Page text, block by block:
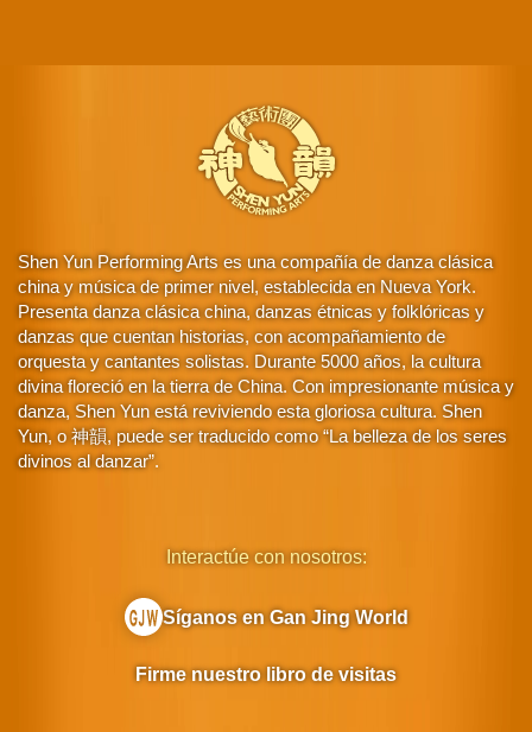
Shen Yun Performing Arts es una compañía de danza clásica
china y música de primer nivel, establecida en Nueva York.
Presenta danza clásica china, danzas étnicas y folklóricas y
danzas que cuentan historias, con acompañamiento de
orquesta y cantantes solistas. Durante 5000 años, la cultura
divina floreció en la tierra de China. Con impresionante música y
danza, Shen Yun está reviviendo esta gloriosa cultura. Shen
Yun, o 神韻, puede ser traducido como “La belleza de los seres
divinos al danzar”.
Interactúe con nosotros:
Síganos en Gan Jing World
Firme nuestro libro de visitas